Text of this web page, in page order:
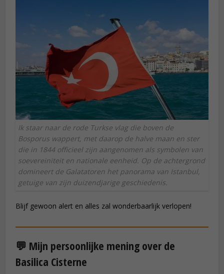
Ik staar naar de rode Turkse vlag die boven de
Bosporus wappert, met daarop de halve maan en ster
die in 1844 officieel zijn aangenomen als symbolen van
soevereiniteit en nationale eenheid. Op de achtergrond
domineert de Galatatoren het panorama van Istanbul,
getuige van zijn duizendjarige geschiedenis.
Blijf gewoon alert en alles zal wonderbaarlijk verlopen!
💬 Mijn persoonlijke mening over de
Basilica Cisterne